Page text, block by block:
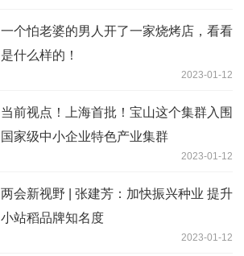
一个怕老婆的男人开了一家烧烤店，看看
是什么样的！
2023-01-12
当前视点！上海首批！宝山这个集群入围
国家级中小企业特色产业集群
2023-01-12
两会新视野 | 张建芳：加快振兴种业 提升
小站稻品牌知名度
2023-01-12